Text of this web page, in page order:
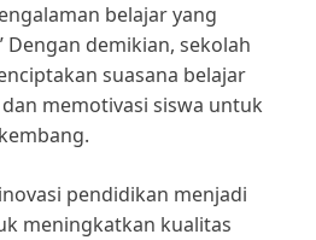
belajar yang
Dengan demikian, sekolah
suasana belajar
memotivasi siswa untuk
pendidikan menjadi
meningkatkan kualitas